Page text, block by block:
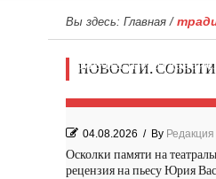
Вы здесь: Главная /
НОВОСТИ.
Мечта, не
04.08.2026 / By Редакция
Осколки памяти на
рецензия на пьесу Юрия